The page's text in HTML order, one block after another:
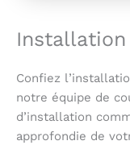
Confiez
notre équipe de
d’installation
approfondie de